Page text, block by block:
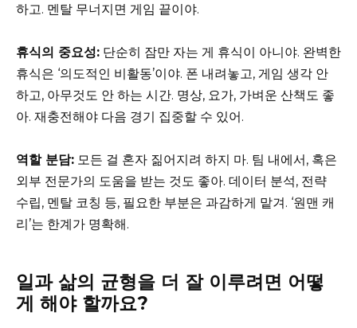
하고. 멘탈 무너지면 게임 끝이야.
휴식의 중요성: 단순히 잠만 자는 게 휴식이 아니야. 완벽한
휴식은 ‘의도적인 비활동’이야. 폰 내려놓고, 게임 생각 안
하고, 아무것도 안 하는 시간. 명상, 요가, 가벼운 산책도 좋
아. 재충전해야 다음 경기 집중할 수 있어.
역할 분담: 모든 걸 혼자 짊어지려 하지 마. 팀 내에서, 혹은
외부 전문가의 도움을 받는 것도 좋아. 데이터 분석, 전략
수립, 멘탈 코칭 등, 필요한 부분은 과감하게 맡겨. ‘원맨 캐
리’는 한계가 명확해.
일과 삶의 균형을 더 잘 이루려면 어떻
게 해야 할까요?